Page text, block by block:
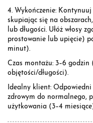
4. Wykończenie:
skupiając się na
lub długości. Ułóż włosy
prostowanie lub upięcie)
minut).
Czas montażu: 3–6 godzin
objętości/długości).
Idealny klient:
zdrowym do normalnego,
użytkowania (3–4